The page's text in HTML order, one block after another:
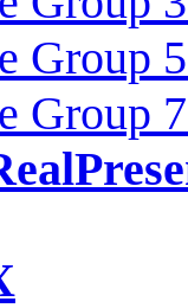
Group
Group